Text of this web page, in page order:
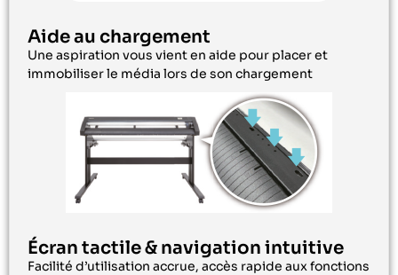
Aide au chargement
Une aspiration vous vient en aide pour placer et
immobiliser le média lors de son chargement
Écran tactile & navigation intuitive
Facilité d’utilisation accrue, accès rapide aux fonctions